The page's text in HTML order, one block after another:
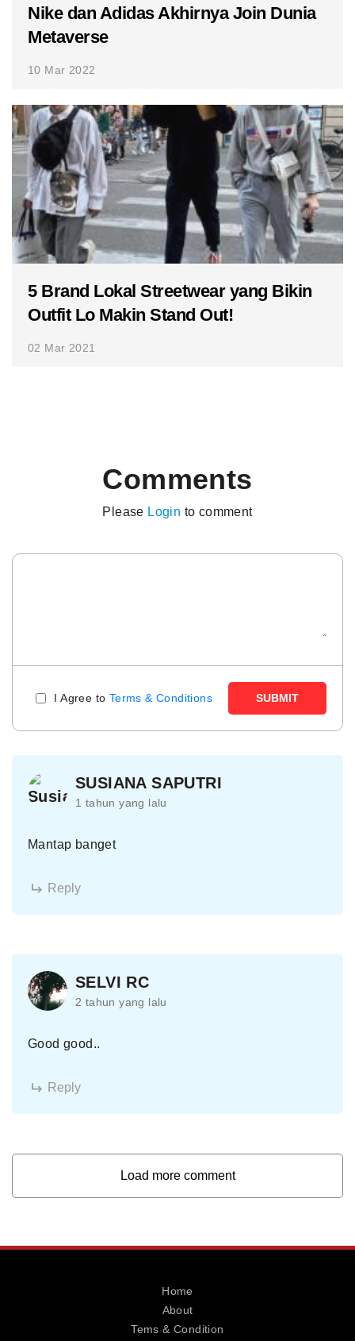
Nike dan Adidas Akhirnya Join Dunia
Metaverse
10 Mar 2022
5 Brand Lokal Streetwear yang Bikin
Outfit Lo Makin Stand Out!
02 Mar 2021
Comments
Please Login to comment
I Agree to Terms & Conditions SUBMIT
SUSIANA SAPUTRI
1 tahun yang lalu
Mantap banget
Reply
SELVI RC
2 tahun yang lalu
Good good..
Reply
Load more comment
Home
About
Tems & Condition